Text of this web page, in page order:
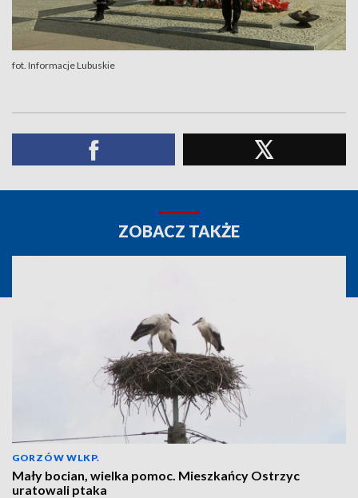
fot. Informacje Lubuskie
ZOBACZ TAKŻE
GORZÓW WLKP.
Mały bocian, wielka pomoc. Mieszkańcy Ostrzyc
uratowali ptaka